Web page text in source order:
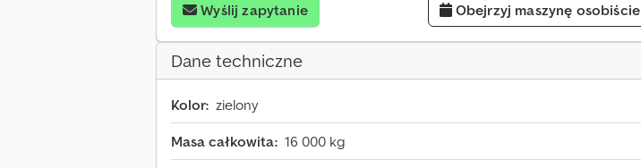
Wyślij zapytanie Obejrzyj maszynę osobiście
Dane techniczne
Kolor: zielony
Masa całkowita: 16 000 kg